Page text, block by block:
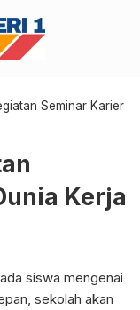
Seminar Karier
Kerja
siswa mengenai
sekolah akan